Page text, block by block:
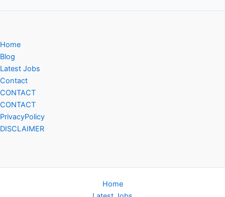
Home
Blog
Latest Jobs
Contact
CONTACT
CONTACT
PrivacyPolicy
DISCLAIMER
Home